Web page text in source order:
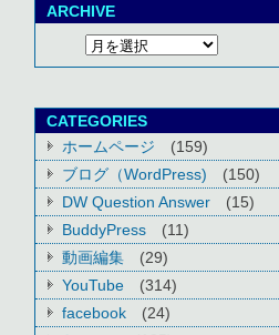
ARCHIVE
CATEGORIES
ホームページ
(159)
ブログ（WordPress)
(150)
DW Question Answer
(15)
BuddyPress
(11)
動画編集
(29)
YouTube
(314)
facebook
(24)